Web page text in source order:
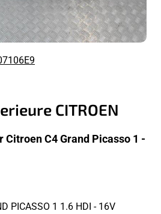
CITROEN
Citroen C4 Grand Picasso 1 -
PICASSO 1 1.6 HDI - 16V